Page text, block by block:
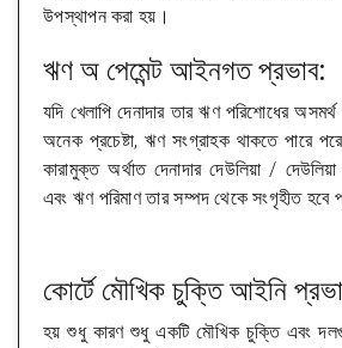
উপস্থাপন করা হয়।
ঋণ অ পেমেন্ট আইনগত প্রভাব:
যদি খেলাপি দেনাদার তার ঋণ পরিশোধের
অনেক প্রচেষ্টা, ঋণ সংগ্রাহক থাকতে পারে
কারামুক্ত অর্থাত দেনাদার দেউলিয়া /
এবং ঋণ পরিমাণ তার সম্পদ থেকে সংগৃহীত হবে
কোর্টে মৌখিক চুক্তি আইনি
হয় শুধু কারণ শুধু একটি মৌখিক চুক্তি এবং